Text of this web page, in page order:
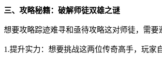
三、攻略秘籍：破解师徒双雄之谜
想要攻略踪迹难寻和亟待攻略这对师徒，需要
1.提升实力：想要挑战这两位传奇高手，玩家